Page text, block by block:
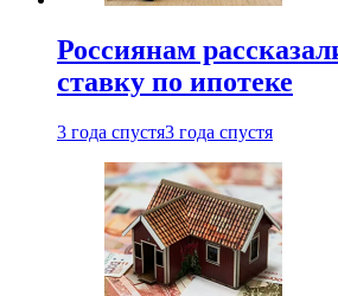
Россиянам
ставку по ипотеке
3 года спустя3 года спустя